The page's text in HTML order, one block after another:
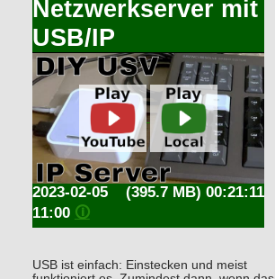
Netzwerkserver mit
USB/IP
(395.7 MB) 00:21:11
2023-02-05
11:00 🛈
USB ist einfach: Einstecken und meist